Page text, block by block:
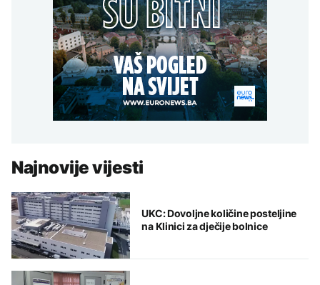
Najnovije vijesti
UKC: Dovoljne količine posteljine
na Klinici za dječije bolnice